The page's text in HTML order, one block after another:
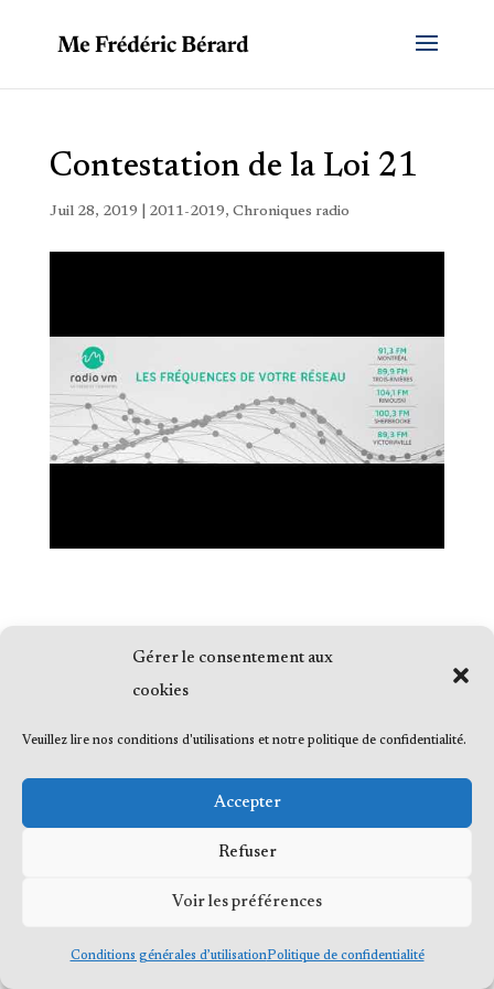
Gérer le consentement aux
cookies
Veuillez lire nos conditions d'utilisations et notre politique de confidentialité.
Accepter
Refuser
Voir les préférences
Conditions générales d’utilisationPolitique de confidentialité
Contestation de la Loi 21
Juil 28, 2019 2011-2019, Chroniques radio
© 2023 Me Frédéric Bérard, tous droits